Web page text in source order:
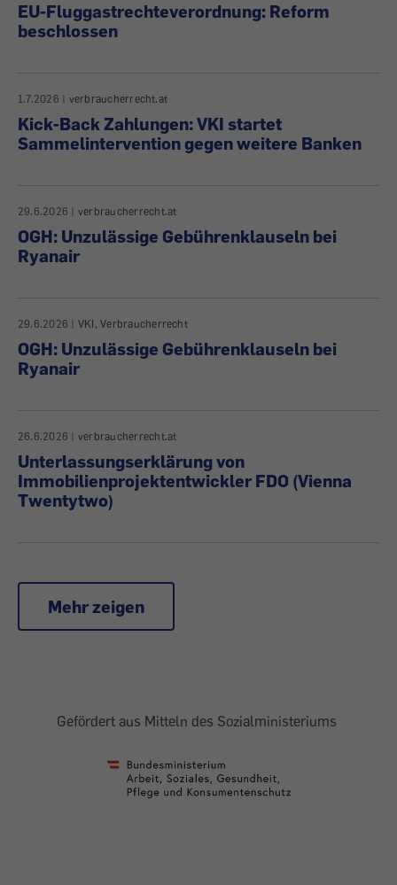
EU-Fluggastrechteverordnung: Reform
beschlossen
1.7.2026 | verbraucherrecht.at
Kick-Back Zahlungen: VKI startet
Sammelintervention gegen weitere Banken
29.6.2026 | verbraucherrecht.at
OGH: Unzulässige Gebührenklauseln bei
Ryanair
29.6.2026 | VKI, Verbraucherrecht
OGH: Unzulässige Gebührenklauseln bei
Ryanair
26.6.2026 | verbraucherrecht.at
Unterlassungserklärung von
Immobilienprojektentwickler FDO (Vienna
Twentytwo)
Mehr zeigen
Gefördert aus Mitteln des Sozialministeriums